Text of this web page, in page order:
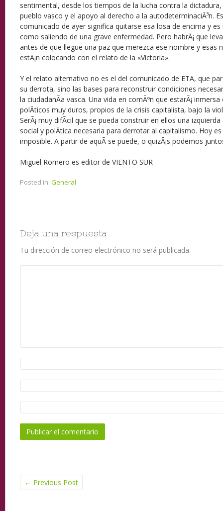
sentimental, desde los tiempos de la lucha contra la
pueblo vasco y el apoyo al derecho a la autodeterminaciÃ³n.
comunicado de ayer significa quitarse esa losa de encima y
como saliendo de una grave enfermedad. Pero habrÃ¡ que
antes de que llegue una paz que merezca ese nombre y esas
estÃ¡n colocando con el relato de la «Victoria».
Y el relato alternativo no es el del comunicado de ETA, que
su derrota, sino las bases para reconstruir condiciones
la ciudadanÃ­a vasca. Una vida en comÃºn que estarÃ¡
polÃ­ticos muy duros, propios de la crisis capitalista, bajo la
SerÃ¡ muy difÃ­cil que se pueda construir en ellos una
social y polÃ­tica necesaria para derrotar al capitalismo. Hoy
imposible. A partir de aquÃ­ se puede, o quizÃ¡s podemos
Miguel Romero es editor de VIENTO SUR
Posted in: General
Deja una respuesta
Tu dirección de correo electrónico no será publicada.
← Previous Post